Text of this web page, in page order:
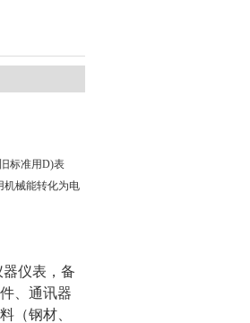
标准用D)表
机械能转化为电
器仪表，备
、通讯器
（钢材、